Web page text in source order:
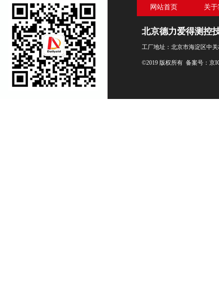
网站首页 关
北京德力爱得测控
工厂地址：北京市海淀区中
©2019 版权所有 备案号： 京